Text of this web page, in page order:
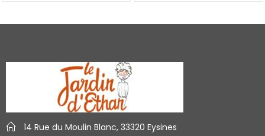
14 Rue du Moulin Blanc, 33320 Eysines